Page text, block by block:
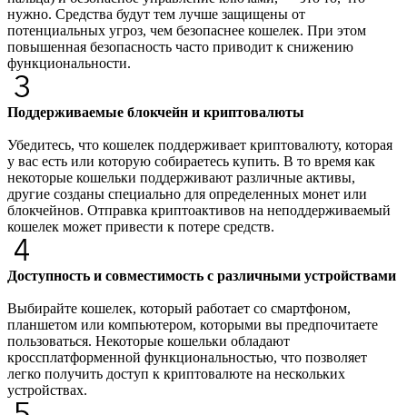
нужно. Средства будут тем лучше защищены от
потенциальных угроз, чем безопаснее кошелек. При этом
повышенная безопасность часто приводит к снижению
функциональности.
Поддерживаемые блокчейн и криптовалюты
Убедитесь, что кошелек поддерживает криптовалюту, которая
у вас есть или которую собираетесь купить. В то время как
некоторые кошельки поддерживают различные активы,
другие созданы специально для определенных монет или
блокчейнов. Отправка криптоактивов на неподдерживаемый
кошелек может привести к потере средств.
‍Доступность и совместимость с различными устройствами
Выбирайте кошелек, который работает со смартфоном,
планшетом или компьютером, которыми вы предпочитаете
пользоваться. Некоторые кошельки обладают
кроссплатформенной функциональностью, что позволяет
легко получить доступ к криптовалюте на нескольких
устройствах.